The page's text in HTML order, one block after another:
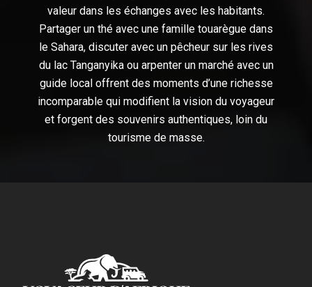
valeur dans les échanges avec les habitants.
Partager un thé avec une famille touarègue dans
le Sahara, discuter avec un pêcheur sur les rives
du lac Tanganyika ou arpenter un marché avec un
guide local offrent des moments d’une richesse
incomparable qui modifient la vision du voyageur
et forgent des souvenirs authentiques, loin du
tourisme de masse.